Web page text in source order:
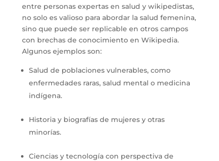
entre personas expertas en salud y wikipedistas,
no solo es valioso para abordar la salud femenina,
sino que puede ser replicable en otros campos
con brechas de conocimiento en Wikipedia.
Algunos ejemplos son:
Salud de poblaciones vulnerables, como
enfermedades raras, salud mental o medicina
indígena.
Historia y biografías de mujeres y otras
minorías.
Ciencias y tecnología con perspectiva de